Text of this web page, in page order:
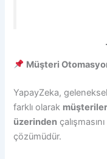
Müşteri
YapayZeka,
farklı olarak
üzerinden
çözümüdür.